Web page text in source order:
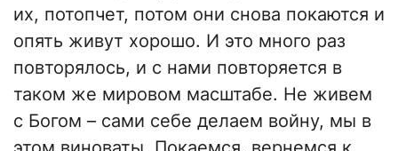
их, потопчет, потом они снова покаются и
опять живут хорошо. И это много раз
повторялось, и с нами повторяется в
таком же мировом масштабе. Не живем
с Богом – сами себе делаем войну, мы в